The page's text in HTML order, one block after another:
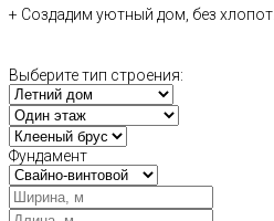
+ Создадим уютный дом, без хлопот.
Выберите тип строения:
Фундамент